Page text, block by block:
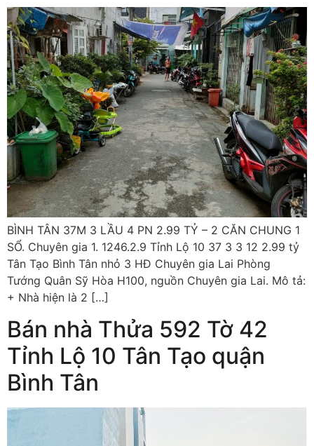
BÌNH TÂN 37M 3 LẦU 4 PN 2.99 TỶ – 2 CĂN CHUNG 1
SỔ. Chuyên gia 1. 1246.2.9 Tỉnh Lộ 10 37 3 3 12 2.99 tỷ
Tân Tạo Bình Tân nhỏ 3 HĐ Chuyên gia Lai Phòng
Tướng Quân Sỹ Hòa H100, nguồn Chuyên gia Lai. Mô tả:
+ Nhà hiện là 2 […]
Bán nhà Thửa 592 Tờ 42
Tỉnh Lộ 10 Tân Tạo quận
Bình Tân